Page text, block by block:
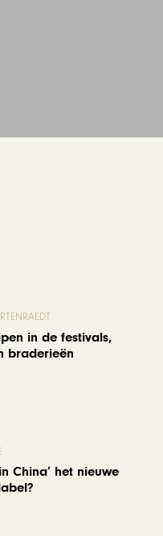
in de festivals,
braderieën
China’ het nieuwe